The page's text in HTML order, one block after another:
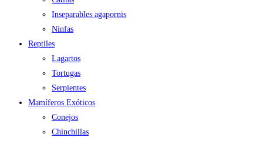
Inseparables agapornis
Ninfas
Reptiles
Lagartos
Tortugas
Serpientes
Mamíferos Exóticos
Conejos
Chinchillas